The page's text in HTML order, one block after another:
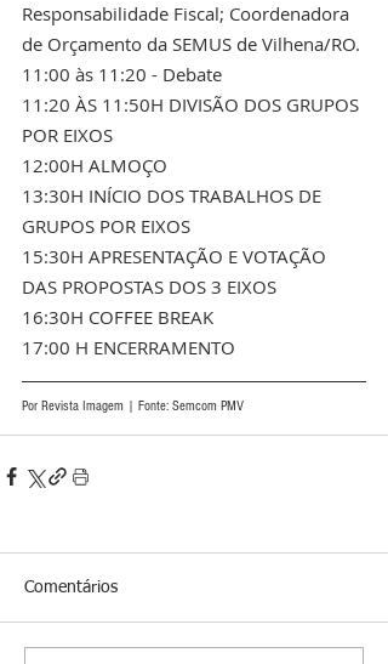
Responsabilidade Fiscal; Coordenadora
de Orçamento da SEMUS de Vilhena/RO.
11:00 às 11:20 - Debate
11:20 ÀS 11:50H DIVISÃO DOS GRUPOS
POR EIXOS
12:00H ALMOÇO
13:30H INÍCIO DOS TRABALHOS DE
GRUPOS POR EIXOS
15:30H APRESENTAÇÃO E VOTAÇÃO
DAS PROPOSTAS DOS 3 EIXOS
16:30H COFFEE BREAK
17:00 H ENCERRAMENTO
Por Revista Imagem | Fonte: Semcom PMV
Comentários